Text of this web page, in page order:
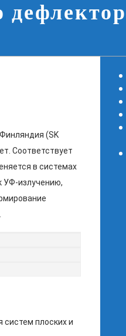
(SK
Соответствует
в системах
УФ-излучению,
плоских и